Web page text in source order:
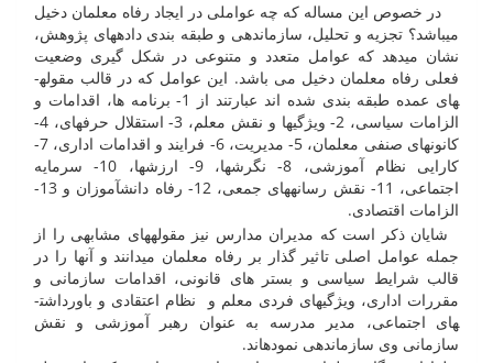
در خصوص این مساله که چه عواملی در ایجاد رفاه معلمان دخیل
می­باشد؟ تجزیه و تحلیل، سازماندهی و طبقه بندی داده­های پژوهش،
نشان می­دهد که عوامل متعدد و متنوعی در شکل گیری وضعیت
فعلی رفاه معلمان دخیل می باشد. این عوامل که در قالب مقوله­
های عمده طبقه بندی شده اند عبارتند از 1- برنامه ها، اقدامات و
الزامات سیاسی، 2- ویژگی­ها و نقش معلم، 3- استقلال حرفه­ای، 4-
کانون­های صنفی معلمان، 5- مدیریت، 6- فرایند و اقدامات اداری، 7-
کارایی نظام آموزشی، 8- نگرشها، 9- ارزشها، 10- سرمایه
اجتماعی، 11- نقش رسانه­های جمعی، 12- رفاه دانش­آموزان و 13-
الزامات اقتصادی.
شایان ذکر است که مدیران مدارس نیز مقوله­های مشابهی را از
جمله عوامل اصلی تاثیر گذار بر رفاه معلمان می­دانند و آنها را در
قالب شرایط سیاسی و بستر های قانونی، اقدامات سازمانی و
مقررات اداری، ویژگیهای فردی معلم و نظام اعتقادی و باورداشت­
های اجتماعی، مدیر مدرسه به عنوان رهبر آموزشی و نقش
سازمانی وی سازماندهی نموده­اند.